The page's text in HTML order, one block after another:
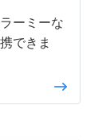
ーミーな
できま